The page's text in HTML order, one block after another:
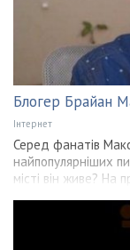
Блогер Брайан
Інтернет
Серед фанатів
найпопулярніших
місті він живе? На